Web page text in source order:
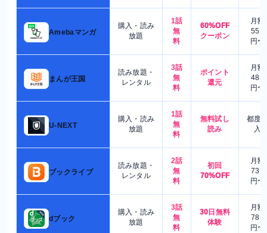
Amebaマンガ
購入・読み
放題
1話
無
料
60%OFF
クーポン
月額
550
円〜
まんが王国
読み放題・
レンタル
3話
無
料
ポイント
還元
月額
480
円〜
U-NEXT
購入・読み
放題
1話
無
料
無料試し
読み
都度
入
ブックライブ
読み放題・
レンタル
2話
無
料
初回
70%OFF
月額
730
円〜
dブック
購入・読み
放題
3話
無
料
30日無料
体験
月額
780
円〜